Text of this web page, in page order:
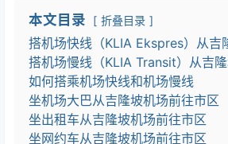
本文目录 折叠目录
搭机场快线（KLIA Ekspres）从吉
搭机场慢线（KLIA Transit）从吉
如何搭乘机场快线和机场慢线
坐机场大巴从吉隆坡机场前往市区
坐出租车从吉隆坡机场前往市区
坐网约车从吉隆坡机场前往市区